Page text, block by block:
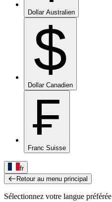
Dollar Australien
$
Dollar Canadien
₣
Franc Suisse
fr
Retour au menu principal
Sélectionnez votre langue préférée